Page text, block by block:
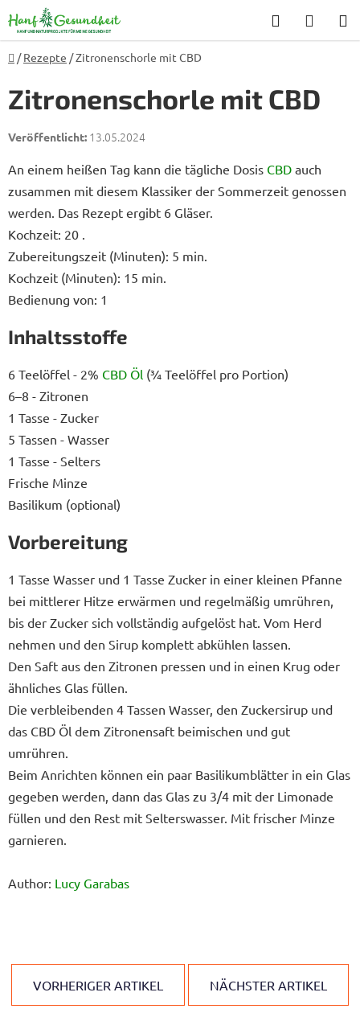
Inhalt
springen
Suchen
Startseite
/ Rezepte /Zitronenschorle mit CBD
Zitronenschorle mit CBD
13.05.2024
An einem heißen Tag kann die tägliche Dosis CBD auch
zusammen mit diesem Klassiker der Sommerzeit genossen
werden. Das Rezept ergibt 6 Gläser.
Kochzeit: 20 .
Zubereitungszeit (Minuten): 5 min.
Kochzeit (Minuten): 15 min.
Bedienung von: 1
Inhaltsstoffe
6 Teelöffel - 2% CBD Öl (¾ Teelöffel pro Portion)
6–8 - Zitronen
1 Tasse - Zucker
5 Tassen - Wasser
1 Tasse - Selters
Frische Minze
Basilikum (optional)
Vorbereitung
1 Tasse Wasser und 1 Tasse Zucker in einer kleinen Pfanne
bei mittlerer Hitze erwärmen und regelmäßig umrühren,
bis der Zucker sich vollständig aufgelöst hat. Vom Herd
nehmen und den Sirup komplett abkühlen lassen.
Den Saft aus den Zitronen pressen und in einen Krug oder
ähnliches Glas füllen.
Die verbleibenden 4 Tassen Wasser, den Zuckersirup und
das CBD Öl dem Zitronensaft beimischen und gut
umrühren.
Beim Anrichten können ein paar Basilikumblätter in ein Glas
gegeben werden, dann das Glas zu 3/4 mit der Limonade
füllen und den Rest mit Selterswasser. Mit frischer Minze
garnieren.
Author: Lucy Garabas
VORHERIGER ARTIKEL NÄCHSTER ARTIKEL